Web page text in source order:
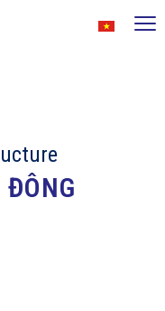
ĐÔNG